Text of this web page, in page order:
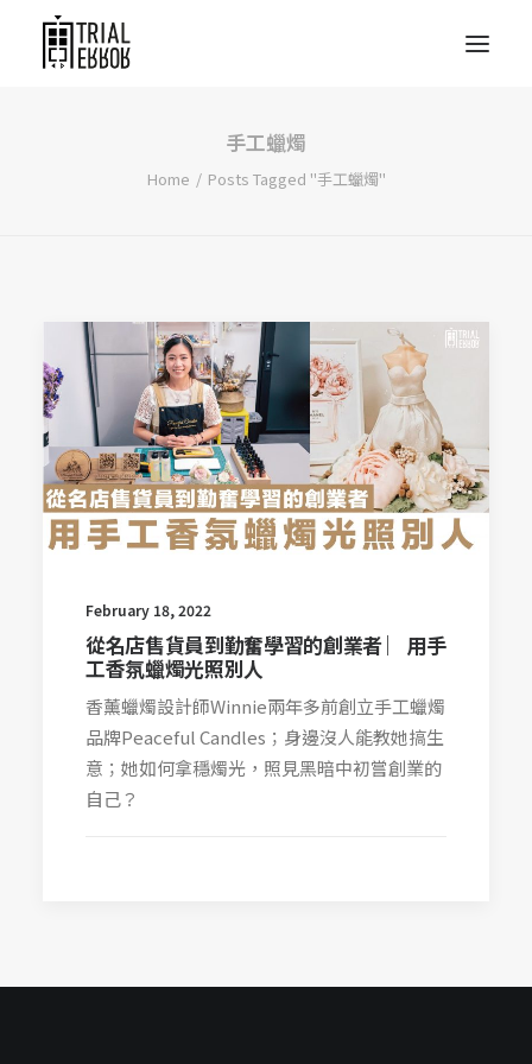
手工蠟燭
Home Posts Tagged "手工蠟燭"
February 18, 2022
從名店售貨員到勤奮學習的創業者 ︳用手
工香氛蠟燭光照別人
香薰蠟燭設計師Winnie兩年多前創立手工蠟燭
品牌Peaceful Candles；身邊沒人能教她搞生
意；她如何拿穩燭光，照見黑暗中初嘗創業的
自己？